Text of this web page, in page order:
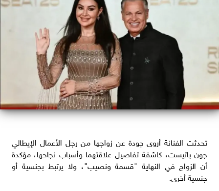
تحدثت الفنانة أروى جودة عن زواجها من رجل الأعمال الإيطالي
جون باتيست، كاشفة تفاصيل علاقتهما وأسباب نجاحها، مؤكدة
أن الزواج في النهاية "قسمة ونصيب"، ولا يرتبط بجنسية أو
جنسية أخرى.